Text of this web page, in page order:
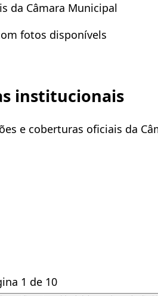
da Câmara Municipal
fotos disponívels
institucionais
e coberturas oficiais da
1 de 10